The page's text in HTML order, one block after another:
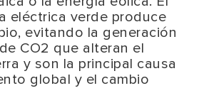
eléctrica verde produce
evitando la generación
CO2 que alteran el
y son la principal causa
global y el cambio